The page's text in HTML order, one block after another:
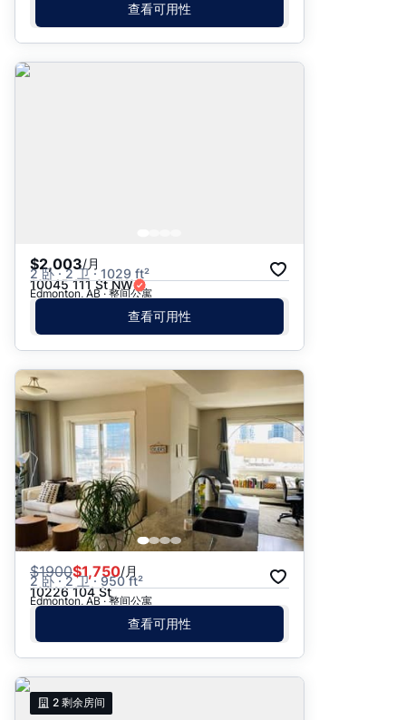
查看可用性
$2,003/月
2 卧 · 2 卫 · 1029 ft²
10045 111 St NW
Edmonton, AB · 整间公寓
查看可用性
$1900$1,750/月
2 卧 · 2 卫 · 950 ft²
10226 104 St
Edmonton, AB · 整间公寓
查看可用性
2 剩余房间